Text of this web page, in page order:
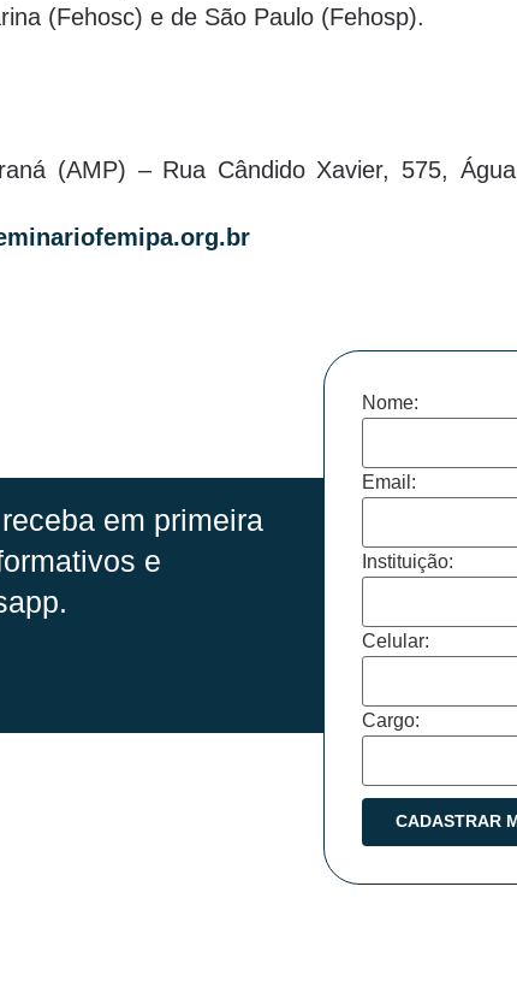
(Fehosc) e de São Paulo (Fehosp).
(AMP) – Rua Cândido Xavier, 575, Água
em primeira
e
Nome:
Email:
Instituição:
Celular:
Cargo: